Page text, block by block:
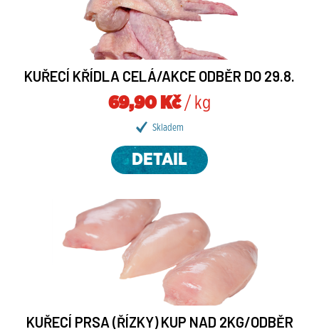
KUŘECÍ KŘÍDLA CELÁ/AKCE ODBĚR DO 29.8.
69,90 Kč/ kg
Skladem
DETAIL
KUŘECÍ PRSA (ŘÍZKY) KUP NAD 2KG/ODBĚR